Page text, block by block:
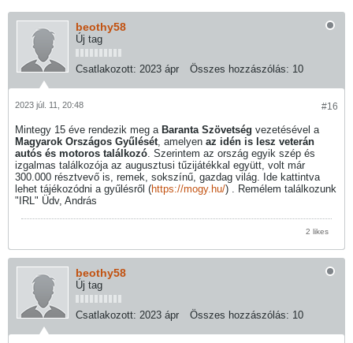
beothy58
Új tag
Csatlakozott: 2023 ápr Összes hozzászólás: 10
#16
2023 júl. 11, 20:48
Mintegy 15 éve rendezik meg a Baranta Szövetség vezetésével a
Magyarok Országos Gyűlését, amelyen az idén is lesz veterán
autós és motoros találkozó. Szerintem az ország egyik szép és
izgalmas találkozója az augusztusi tűzijátékkal együtt, volt már
300.000 résztvevő is, remek, sokszínű, gazdag világ. Ide kattintva
lehet tájékozódni a gyűlésről (https://mogy.hu/) . Remélem találkozunk
"IRL" Üdv, András
2 likes
beothy58
Új tag
Csatlakozott: 2023 ápr Összes hozzászólás: 10